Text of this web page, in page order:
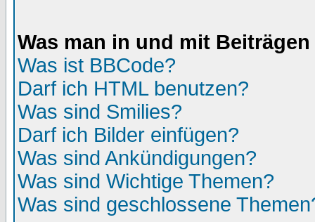
Was man in und mit
Was ist BBCode?
Darf ich HTML benutzen?
Was sind Smilies?
Darf ich Bilder einfügen?
Was sind Ankündigungen?
Was sind Wichtige Themen?
Was sind geschlossene